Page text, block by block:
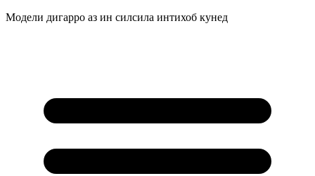
Модели дигарро аз ин силсила интихоб кунед